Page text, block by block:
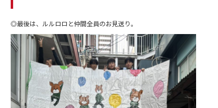
◎最後は、ルルロロと仲間全員のお見送り。